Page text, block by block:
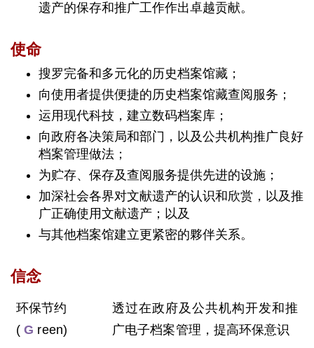
馆
藏
档
案
管
访
档
案
遗产的保存和推广工作作出卓越贡献。
使命
搜罗完备和多元化的历史档案馆藏；
向使用者提供便捷的历史档案馆藏查阅服务；
运用现代科技，建立数码档案库；
向政府各决策局和部门，以及公共机构推广良好
档案管理做法；
为贮存、保存及查阅服务提供先进的设施；
加深社会各界对文献遗产的认识和欣赏，以及推
广正确使用文献遗产；以及
与其他档案馆建立更紧密的夥伴关系。
信念
环保节约
(G reen)
透过在政府及公共机构开发和推
广电子档案管理，提高环保意识